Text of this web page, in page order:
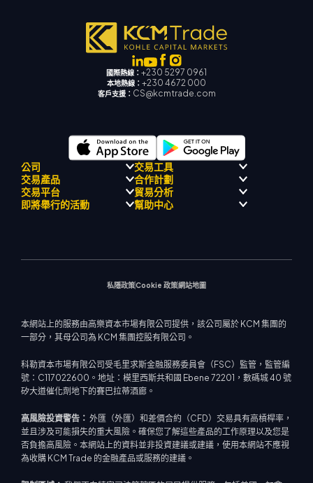
國際熱線： +230 5297 0961
本地熱線： +230 4672 000
客戶支援： CS@kcmtrade.com
公司
監理合規性
關於
飄移隊
交易工具
經濟日曆
交易產品
外匯
貴金屬
合作計劃
介紹經紀人計劃
交易平台 貿易分析
即將舉行的活動 幫助中心
私隱政策Cookie 政策網站地圖
本網站上的服務由高樂資本市場有限公司提供，該公司屬於 KCM 集團的
一部分，其母公司為 KCM 集團控股有限公司。
科勒資本市場有限公司受毛里求斯金融服務委員會（FSC）監管，監管編
號：C117022600。地址：模里西斯共和國 Ebene 72201，數碼城 40 號
矽大道催化劑地下的賽巴拉蒂酒廊。
高風險投資警告： 外匯（外匯）和差價合約（CFD）交易具有高槓桿率，
並且涉及可能損失的重大風險。確保您了解這些產品的工作原理以及您是
否負擔高風險。本網站上的資料並非投資建議或建議，使用本網站不應視
為收購 KCM Trade 的金融產品或服務的建議。